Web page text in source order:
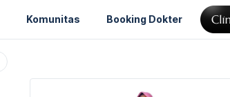
Komunitas Booking Dokter